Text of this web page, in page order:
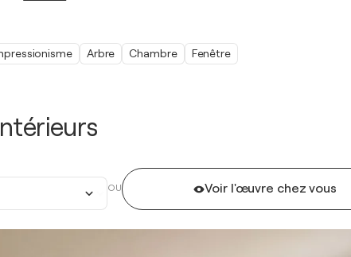
OU Voir l'œuvre chez vous
Arbre Chambre Fenêtre